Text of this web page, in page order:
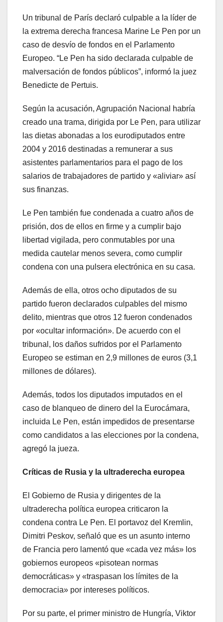
Un tribunal de París declaró culpable a la líder de
la extrema derecha francesa Marine Le Pen por un
caso de desvío de fondos en el Parlamento
Europeo. “Le Pen ha sido declarada culpable de
malversación de fondos públicos”, informó la juez
Benedicte de Pertuis.
Según la acusación, Agrupación Nacional habría
creado una trama, dirigida por Le Pen, para utilizar
las dietas abonadas a los eurodiputados entre
2004 y 2016 destinadas a remunerar a sus
asistentes parlamentarios para el pago de los
salarios de trabajadores de partido y «aliviar» así
sus finanzas.
Le Pen también fue condenada a cuatro años de
prisión, dos de ellos en firme y a cumplir bajo
libertad vigilada, pero conmutables por una
medida cautelar menos severa, como cumplir
condena con una pulsera electrónica en su casa.
Además de ella, otros ocho diputados de su
partido fueron declarados culpables del mismo
delito, mientras que otros 12 fueron condenados
por «ocultar información». De acuerdo con el
tribunal, los daños sufridos por el Parlamento
Europeo se estiman en 2,9 millones de euros (3,1
millones de dólares).
Además, todos los diputados imputados en el
caso de blanqueo de dinero del la Eurocámara,
incluida Le Pen, están impedidos de presentarse
como candidatos a las elecciones por la condena,
agregó la jueza.
Críticas de Rusia y la ultraderecha europea
El Gobierno de Rusia y dirigentes de la
ultraderecha política europea criticaron la
condena contra Le Pen. El portavoz del Kremlin,
Dimitri Peskov, señaló que es un asunto interno
de Francia pero lamentó que «cada vez más» los
gobiernos europeos «pisotean normas
democráticas» y «traspasan los límites de la
democracia» por intereses políticos.
Por su parte, el primer ministro de Hungría, Viktor